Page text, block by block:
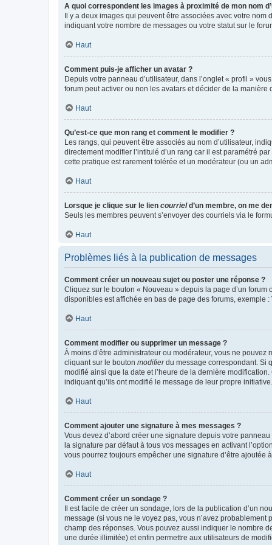
A quoi correspondent les images à proximité de mon nom
Il y a deux images qui peuvent être associées avec votre nom
indiquant votre nombre de messages ou votre statut sur le
Haut
Comment puis-je afficher un avatar ?
Depuis votre panneau d’utilisateur, dans l’onglet « profil »
forum peut activer ou non les avatars et décider de la
Haut
Qu’est-ce que mon rang et comment le modifier ?
Les rangs, qui peuvent être associés au nom d’utilisateur,
directement modifier l’intitulé d’un rang car il est paramétré
cette pratique est rarement tolérée et un modérateur (ou un
Haut
Lorsque je clique sur le lien courrield’un membre, on me
Seuls les membres peuvent s’envoyer des courriels via le
Haut
Problèmes liés à la publication de messages
Comment créer un nouveau sujet ou poster une réponse ?
Cliquez sur le bouton « Nouveau » depuis la page d’un
disponibles est affichée en bas de page des forums, exemple
Haut
Comment modifier ou supprimer un message ?
À moins d’être administrateur ou modérateur, vous ne
cliquant sur le bouton modifierdu message correspondant. Si
modifié ainsi que la date et l’heure de la dernière
indiquant qu’ils ont modifié le message de leur propre
Haut
Comment ajouter une signature à mes messages ?
Vous devez d’abord créer une signature depuis votre
la signature par défaut à tous vos messages en activant
vous pourrez toujours empêcher une signature d’être ajoutée
Haut
Comment créer un sondage ?
Il est facile de créer un sondage, lors de la publication d’un
message (si vous ne le voyez pas, vous n’avez
champ des réponses. Vous pouvez aussi indiquer le nombre
une durée illimitée) et enfin permettre aux utilisateurs de